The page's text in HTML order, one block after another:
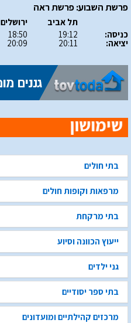
פרשת השבוע: פרשת ראה
כניסה:
יציאה:
תל אביב
19:12
20:11
ירושלים
18:50
20:09
בתי חולים
מרפאות וקופות חולים
בתי מרקחת
ייעוץ הכוונה וסיוע
גני ילדים
בתי ספר יסודיים
מרכזים קהילתיים ומועדונים